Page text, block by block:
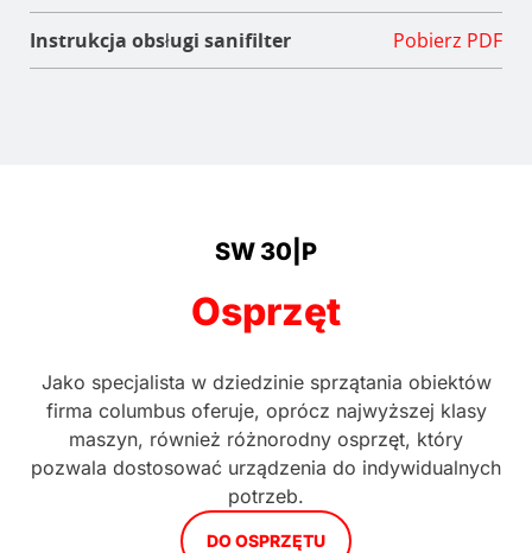
Instrukcja obsługi sanifilter Pobierz PDF
SW 30|P
Osprzęt
Jako specjalista w dziedzinie sprzątania obiektów
firma columbus oferuje, oprócz najwyższej klasy
maszyn, również różnorodny osprzęt, który
pozwala dostosować urządzenia do indywidualnych
potrzeb.
DO OSPRZĘTU